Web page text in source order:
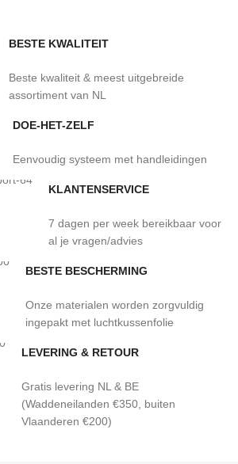
BESTE KWALITEIT
Beste kwaliteit & meest uitgebreide
assortiment van NL
DOE-HET-ZELF
Eenvoudig systeem met handleidingen
KLANTENSERVICE
7 dagen per week bereikbaar voor
al je vragen/advies
BESTE BESCHERMING
Onze materialen worden zorgvuldig
ingepakt met luchtkussenfolie
LEVERING & RETOUR
Gratis levering NL & BE
(Waddeneilanden €350, buiten
Vlaanderen €200)